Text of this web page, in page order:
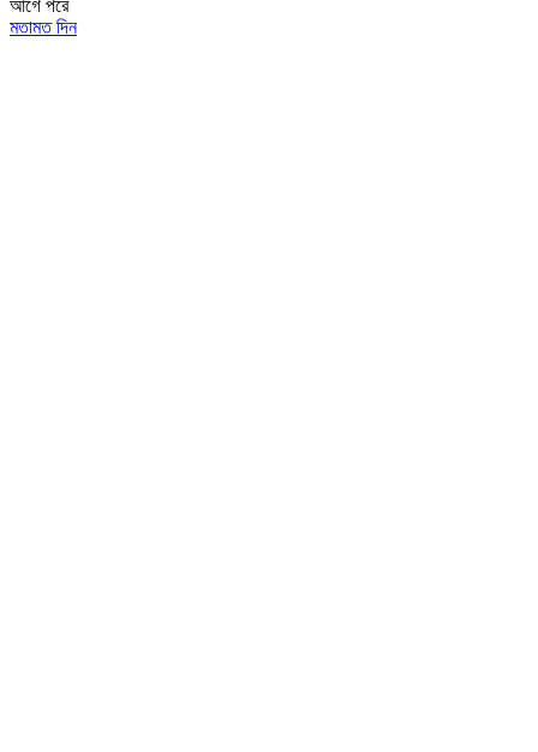
আগে পরে
মতামত দিন